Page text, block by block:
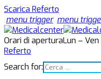
Scarica Referto
menu trigger menu
Orari di aperturaLun –
Referto
Search for: